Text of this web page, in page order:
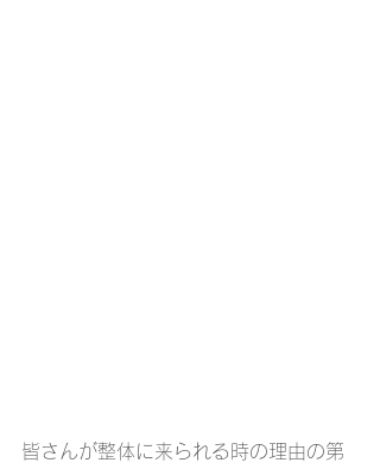
皆さんが整体に来られる時の理由の第